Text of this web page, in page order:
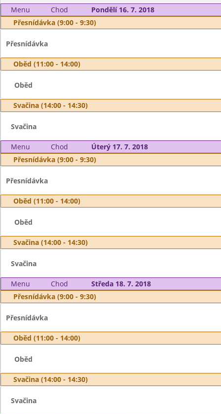
Menu Chod
Pondělí 16. 7. 2018
Přesnídávka (9:00 - 9:30)
Přesnídávka
Oběd (11:00 - 14:00)
Oběd
Svačina (14:00 - 14:30)
Svačina
Menu Chod
Úterý 17. 7. 2018
Přesnídávka (9:00 - 9:30)
Přesnídávka
Oběd (11:00 - 14:00)
Oběd
Svačina (14:00 - 14:30)
Svačina
Menu Chod
Středa 18. 7. 2018
Přesnídávka (9:00 - 9:30)
Přesnídávka
Oběd (11:00 - 14:00)
Oběd
Svačina (14:00 - 14:30)
Svačina